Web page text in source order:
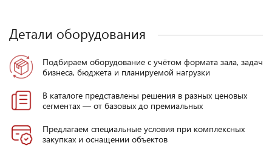
Детали оборудования
Подбираем оборудование с учётом формата зала, задач
бизнеса, бюджета и планируемой нагрузки
В каталоге представлены решения в разных ценовых
сегментах — от базовых до премиальных
Предлагаем специальные условия при комплексных
закупках и оснащении объектов